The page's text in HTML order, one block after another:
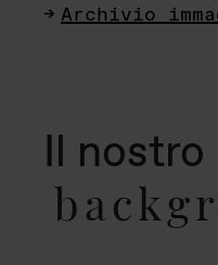
Archivio
Il nostro